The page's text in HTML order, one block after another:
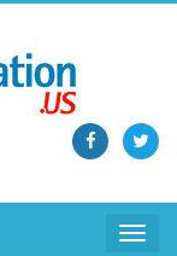
Toggle
Toggle